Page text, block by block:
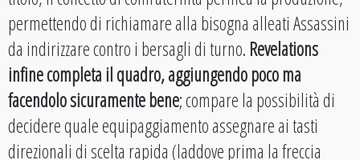
permettendo di richiamare alla bisogna alleati Assassini
da indirizzare contro i bersagli di turno.Revelations
infine completa il quadro, aggiungendo poco ma
facendolo sicuramente bene; compare la possibilità di
decidere quale equipaggiamento assegnare ai tasti
direzionali di scelta rapida (laddove prima la freccia